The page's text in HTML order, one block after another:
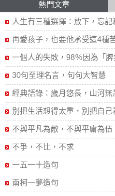
熱門文章
人生有三種選擇：放下，忘記
再愛孩子，也要他承受這4種
一個人的失敗，98％因為「脾
30句至理名言，句句大智慧
經典語錄：歲月悠長，山河無
別把生活想得太重，別把自己
不與平凡為敵，不與平庸為伍
不爭，不比，不求
一五一十造句
南柯一夢造句